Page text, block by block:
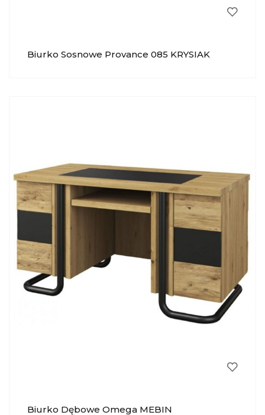
Biurko Sosnowe Provance 085 KRYSIAK
Biurko Dębowe Omega MEBIN